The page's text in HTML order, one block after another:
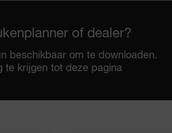
of dealer?
beschikbaar om te downloaden.
te krijgen tot deze pagina